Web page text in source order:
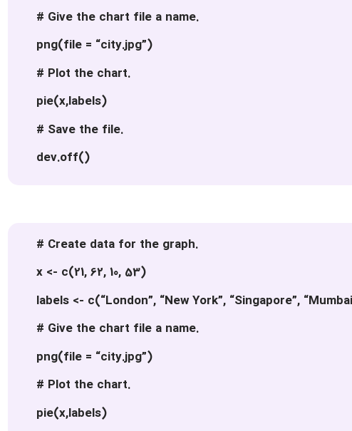
# Give the chart file a name.
png(file = “city.jpg”)
# Plot the chart.
pie(x,labels)
# Save the file.
dev.off()
# Create data for the graph.
x <- c(21, 62, 10, 53)
labels <- c(“London”, “New York”, “Singapore”,
# Give the chart file a name.
png(file = “city.jpg”)
# Plot the chart.
pie(x,labels)